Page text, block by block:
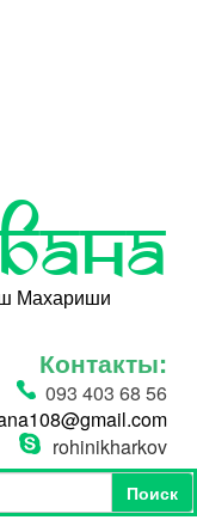
Махариши
Контакты:
093 403 68 56
rohinikharkov
Поиск